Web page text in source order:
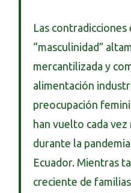
Las contradicciones
“masculinidad”
mercantilizada y
alimentación
preocupación
han vuelto cada vez
durante la
Ecuador. Mientras
creciente de